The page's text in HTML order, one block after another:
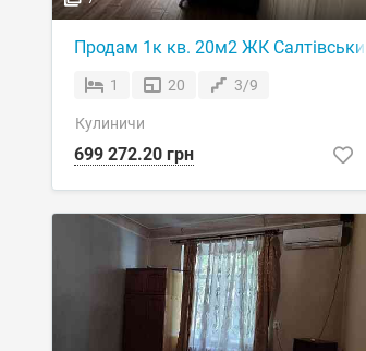
Продам 1к кв. 20м2 ЖК Салтівський
1 20 3/9
Кулиничи
699 272.20 грн